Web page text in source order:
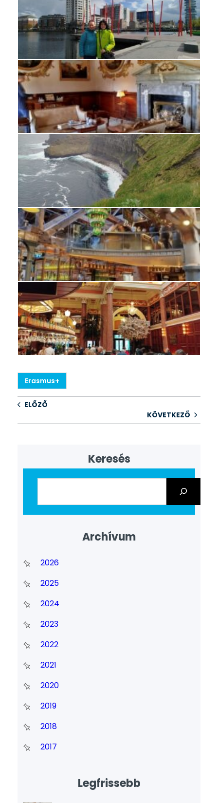
Erasmus+
ELŐZŐ
KÖVETKEZŐ
Keresés
Archívum
2026
2025
2024
2023
2022
2021
2020
2019
2018
2017
Legfrissebb